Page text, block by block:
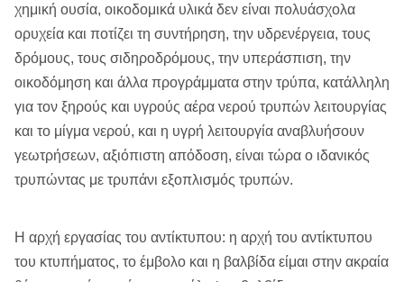
χημική ουσία, οικοδομικά υλικά δεν είναι πολυάσχολα
ορυχεία και ποτίζει τη συντήρηση, την υδρενέργεια, τους
δρόμους, τους σιδηροδρόμους, την υπεράσπιση, την
οικοδόμηση και άλλα προγράμματα στην τρύπα, κατάλληλη
για τον ξηρούς και υγρούς αέρα νερού τρυπών λειτουργίας
και το μίγμα νερού, και η υγρή λειτουργία αναβλυήσουν
γεωτρήσεων, αξιόπιστη απόδοση, είναι τώρα ο ιδανικός
τρυπώντας με τρυπάνι εξοπλισμός τρυπών.
Η αρχή εργασίας του αντίκτυπου: η αρχή του αντίκτυπου
του κτυπήματος, το έμβολο και η βαλβίδα είμαι στην ακραία